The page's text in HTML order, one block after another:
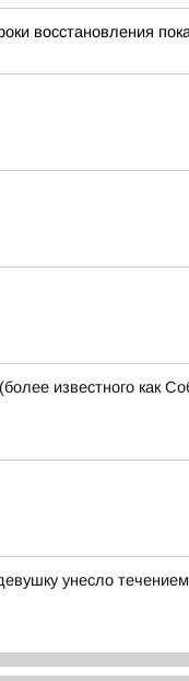
восстановления
известного как
унесло